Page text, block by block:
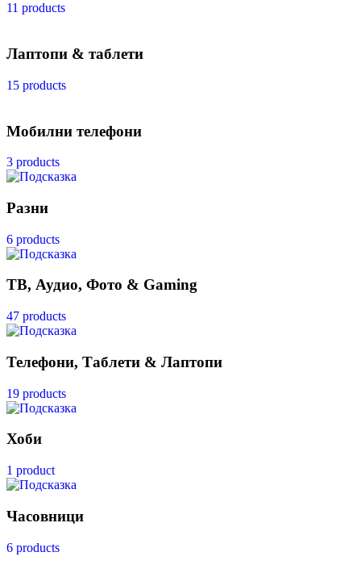
11 products
Лаптопи & таблети
15 products
Мобилни телефони
3 products
Разни
6 products
ТВ, Аудио, Фото & Gaming
47 products
Телефони, Таблети & Лаптопи
19 products
Хоби
1 product
Часовници
6 products